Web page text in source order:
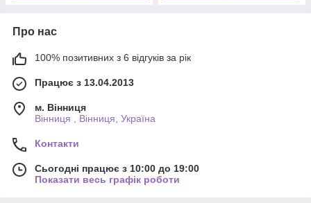
Про нас
100% позитивних з 6 відгуків за рік
Працює з 13.04.2013
м. Вінниця
Вінниця , Вінниця, Україна
Контакти
Сьогодні працює з 10:00 до 19:00
Показати весь графік роботи